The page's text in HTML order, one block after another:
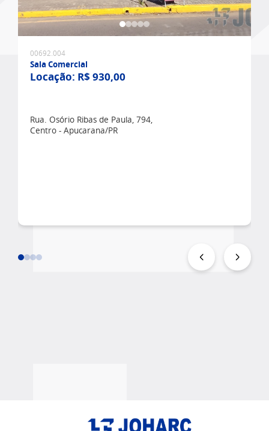
Favoritar
00692.004
Sala Comercial
Locação: R$ 930,00
Rua. Osório Ribas de Paula, 794,
Centro - Apucarana/PR